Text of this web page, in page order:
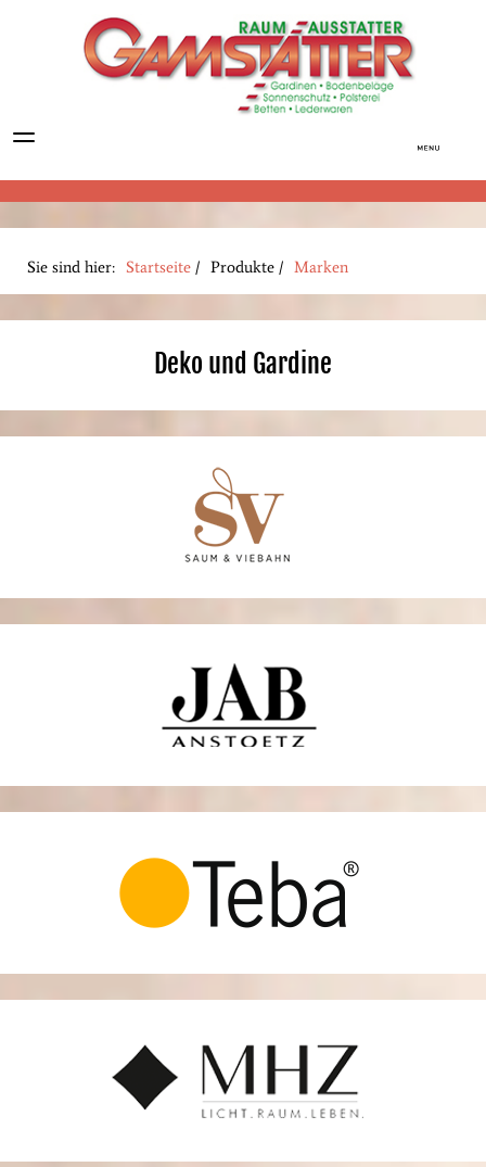
Sie sind hier: Startseite / Produkte / Marken
Deko und Gardine